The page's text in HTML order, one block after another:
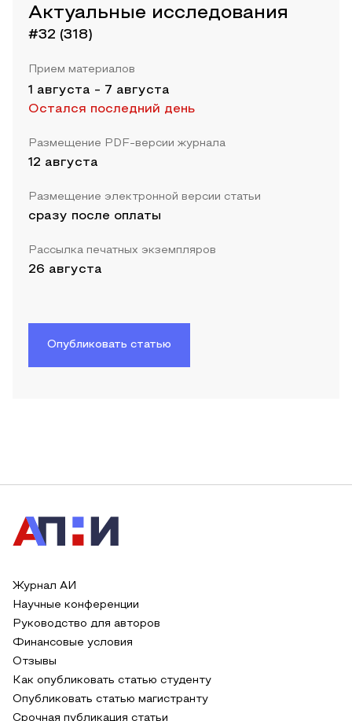
Актуальные исследования
#32 (318)
Прием материалов
1 августа - 7 августа
Остался последний день
Размещение PDF-версии журнала
12 августа
Размещение электронной версии статьи
сразу после оплаты
Рассылка печатных экземпляров
26 августа
Опубликовать статью
Журнал АИ
Научные конференции
Руководство для авторов
Финансовые условия
Отзывы
Как опубликовать статью студенту
Опубликовать статью магистранту
Срочная публикация статьи